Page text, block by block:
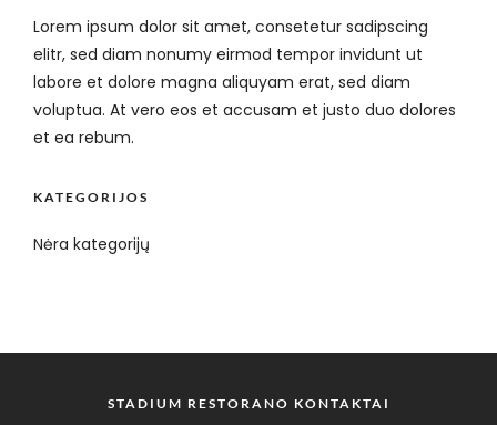
Lorem ipsum dolor sit amet, consetetur sadipscing
elitr, sed diam nonumy eirmod tempor invidunt ut
labore et dolore magna aliquyam erat, sed diam
voluptua. At vero eos et accusam et justo duo dolores
et ea rebum.
KATEGORIJOS
Nėra kategorijų
STADIUM RESTORANO KONTAKTAI